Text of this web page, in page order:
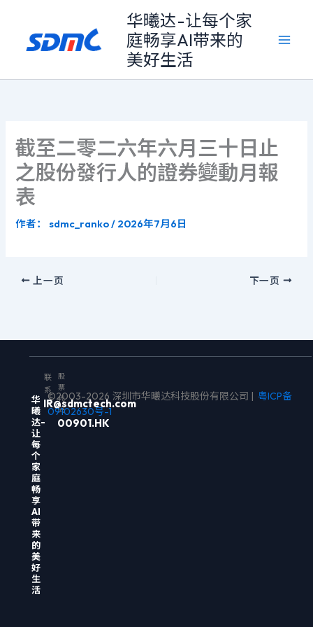
华曦达-让每个家
庭畅享AI带来的
美好生活
截至二零二六年六月三十日止
之股份發行人的證券變動月報
表
作者： sdmc_ranko/ 2026年7月6日
上一页 下一页
华
曦
达-
让
每
个
家
庭
畅
享
AI
带
来
的
美
好
生
活
联
系
IR@sdmctech.com
股
票
代
码
00901.HK
©2003-2026 深圳市华曦达科技股份有限公司 | 粤ICP备
09102630号-1